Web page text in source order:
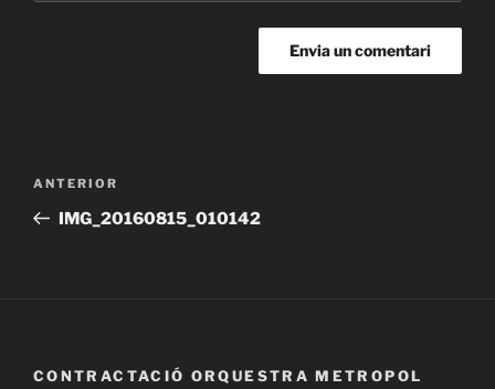
Entrada
anterior
ANTERIOR
IMG_20160815_010142
CONTRACTACIÓ ORQUESTRA METROPOL